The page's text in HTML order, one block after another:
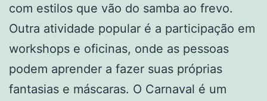
com estilos que vão do samba ao frevo.
Outra atividade popular é a participação em
workshops e oficinas, onde as pessoas
podem aprender a fazer suas próprias
fantasias e máscaras. O Carnaval é um